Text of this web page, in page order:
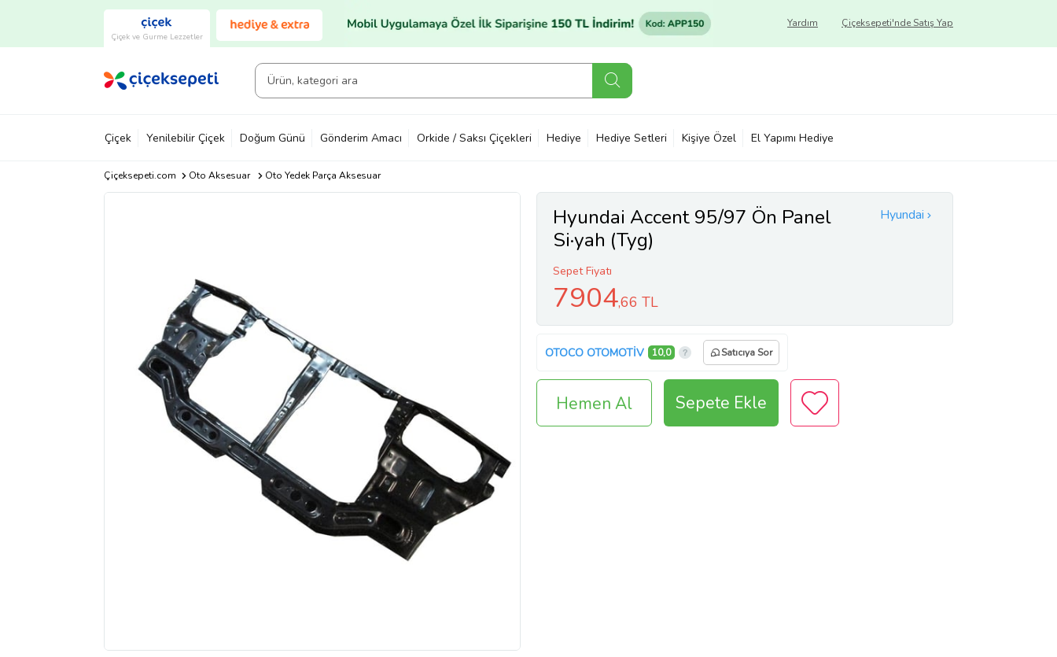
Çiçek ve Gurme Lezzetler
Çiçeksepeti'nde Satış Yap
Yardım
Çiçek Yenilebilir Çiçek Doğum Günü Gönderim Amacı Orkide / Saksı Çiçekleri Hediye Hediye Setleri Kişiye Özel El Yapımı Hediye
Çiçeksepeti.com Oto Aksesuar Oto Yedek Parça Aksesuar
Hyundai
Hyundai Accent 95/97 Ön Panel
Si·yah (Tyg)
Sepet Fiyatı
7904,66 TL
OTOCO OTOMOTİV 10,0 Satıcıya Sor
Hemen Al Sepete Ekle